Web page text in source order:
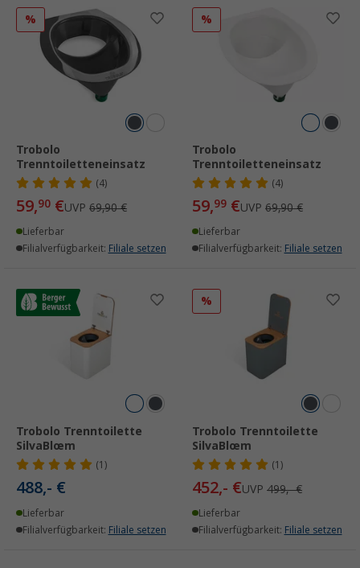
%
Trobolo
Trenntoiletteneinsatz
(4)
59,90 €UVP 69,90 €
Lieferbar
Filialverfügbarkeit: Filiale setzen
%
Trobolo
Trenntoiletteneinsatz
(4)
59,99 €UVP 69,90 €
Lieferbar
Filialverfügbarkeit: Filiale setzen
Trobolo Trenntoilette
SilvaBlœm
(1)
488,- €
Lieferbar
Filialverfügbarkeit: Filiale setzen
%
Trobolo Trenntoilette
SilvaBlœm
(1)
452,- €UVP 499,- €
Lieferbar
Filialverfügbarkeit: Filiale setzen